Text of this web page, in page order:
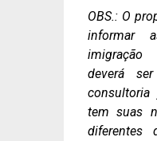
OBS.: O
informar
imigração
deverá
consultoria
tem suas
diferentes